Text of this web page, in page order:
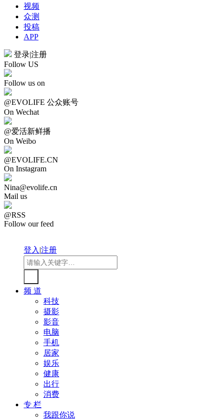
视频
众测
投稿
APP
登录|注册
Follow US
Follow us on
@EVOLIFE 公众账号
On Wechat
@爱活新鲜播
On Weibo
@EVOLIFE.CN
On Instagram
Nina@evolife.cn
Mail us
@RSS
Follow our feed
登入|注册
频 道
科技
摄影
影音
电脑
手机
居家
娱乐
健康
出行
消费
专 栏
我跟你说